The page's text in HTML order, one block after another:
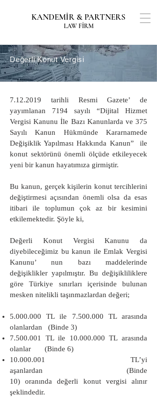
KANDEMİR & PARTNERS
LAW FİRM
Değerli Konut Vergisi
7.12.2019 tarihli Resmi Gazete’ de
yayımlanan 7194 sayılı “Dijital Hizmet
Vergisi Kanunu İle Bazı Kanunlarda ve 375
Sayılı Kanun Hükmünde Kararnamede
Değişiklik Yapılması Hakkında Kanun” ile
konut sektörünü önemli ölçüde etkileyecek
yeni bir kanun hayatımıza girmiştir.
Bu kanun, gerçek kişilerin konut tercihlerini
değiştirmesi açısından önemli olsa da esas
itibari ile toplumun çok az bir kesimini
etkilemektedir. Şöyle ki,
Değerli Konut Vergisi Kanunu da
diyebileceğimiz bu kanun ile Emlak Vergisi
Kanunu’ nun bazı maddelerinde
değişiklikler yapılmıştır. Bu değişikliliklere
göre Türkiye sınırları içerisinde bulunan
mesken nitelikli taşınmazlardan değeri;
5.000.000 TL ile 7.500.000 TL arasında
olanlardan (Binde 3)
7.500.001
TL ile 10.000.000 TL arasında
olanlar (Binde 6)
10.000.001
TL’yi
aşanlardan (Binde
10)
oranında değerli konut vergisi alınır
şeklindedir.